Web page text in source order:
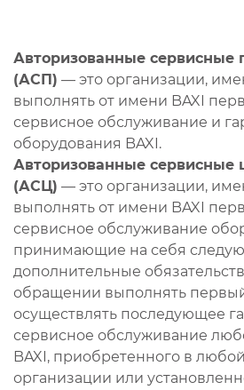
Авторизованные сервисные
(АСП) — это организации,
выполнять от имени BAXI
сервисное обслуживание и
оборудования BAXI.
Авторизованные сервисные
(АСЦ) — это организации,
выполнять от имени BAXI
сервисное обслуживание
принимающие на себя
дополнительные
обращении выполнять
осуществлять последующее
сервисное обслуживание
BAXI, приобретенного в
организации или